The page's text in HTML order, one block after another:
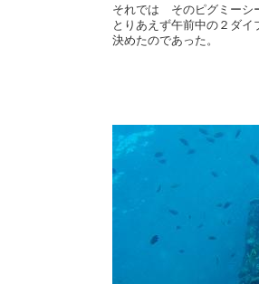
それでは そのピグミーシ
とりあえず午前中の２ダイ
決めたのであった。